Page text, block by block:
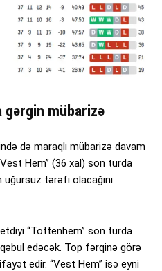
gərgin mübarizə
də maraqlı mübarizə davam
Hem” (36 xal) son turda
uğursuz tərəfi olacağını
“Tottenhem” son turda
edəcək. Top fərqinə görə
edir. “Vest Hem” isə eyni